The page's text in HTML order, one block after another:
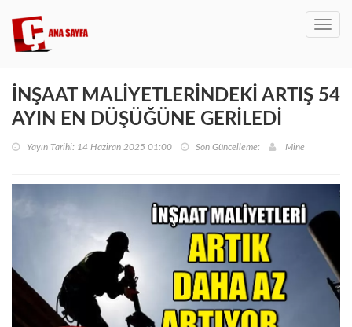
İNŞAAT MALİYETLERİNDEKİ ARTIŞ 54
AYIN EN DÜŞÜĞÜNE GERİLEDİ
Yayın Tarihi: 14 Haziran 2025 01:00 Son Güncelleme: Mine